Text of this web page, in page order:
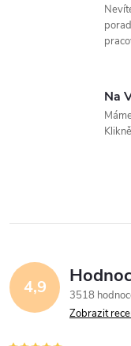
y
v
Na
4,9
3518
Zobrazit